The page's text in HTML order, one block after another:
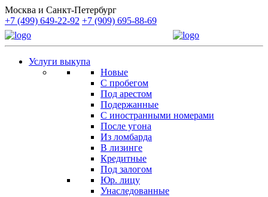
Москва и Санкт-Петербург
+7 (499) 649-22-92 +7 (909) 695-88-69
Услуги выкупа
Новые
С пробегом
Под арестом
Подержанные
С иностранными номерами
После угона
Из ломбарда
В лизинге
Кредитные
Под залогом
Юр. лицу
Унаследованные